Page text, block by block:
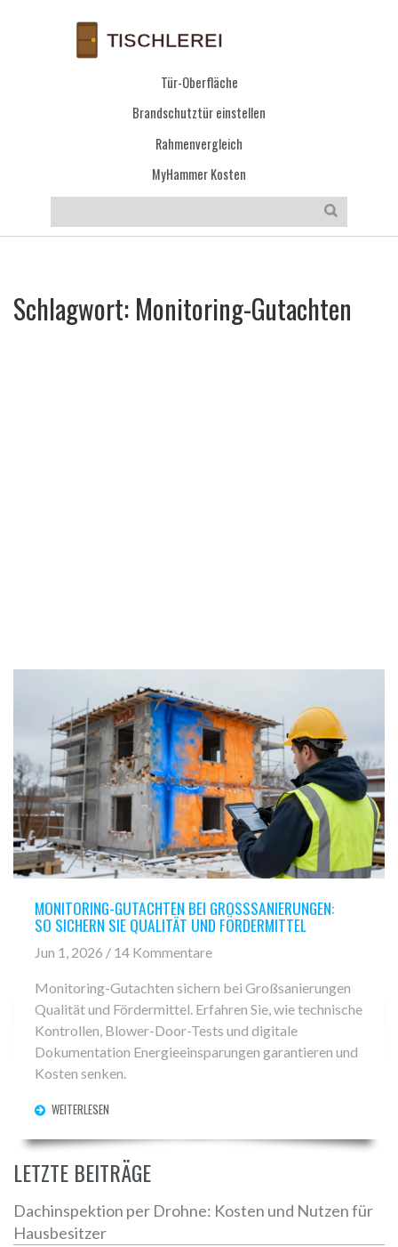
Tür-Oberfläche
Brandschutztür einstellen
Rahmenvergleich
MyHammer Kosten
Schlagwort: Monitoring-Gutachten
MONITORING-GUTACHTEN BEI GROSSSANIERUNGEN: S
O SICHERN SIE QUALITÄT UND FÖRDERMITTEL
Jun 1, 2026 / 14 Kommentare
Monitoring-Gutachten sichern bei Großsanierungen
Qualität und Fördermittel. Erfahren Sie, wie technische
Kontrollen, Blower-Door-Tests und digitale
Dokumentation Energieeinsparungen garantieren und
Kosten senken.
WEITERLESEN
LETZTE BEITRÄGE
Dachinspektion per Drohne: Kosten und Nutzen für
Hausbesitzer